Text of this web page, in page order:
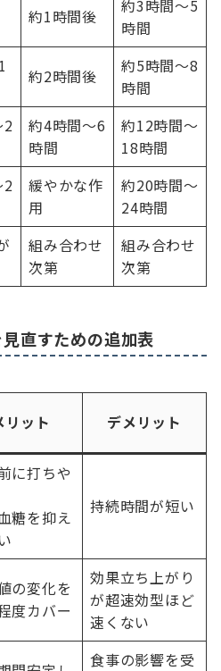
約1時間後
約3時間〜5
時間
約2時間後
約5時間〜8
時間
2
約4時間〜6
時間
約12時間〜
18時間
2
緩やかな作
用
約20時間〜
24時間
組み合わせ
次第
組み合わせ
次第
直すための追加表
リット デメリット
に打ちや
糖を抑え
持続時間が短い
の変化を
度カバー
効果立ち上がり
が超速効型ほど
速くない
食事の影響を受